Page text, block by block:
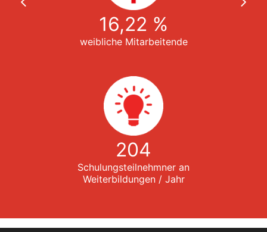
16,22 %
weibliche Mitarbeitende
204
Schulungsteilnehmner an
Weiterbildungen / Jahr